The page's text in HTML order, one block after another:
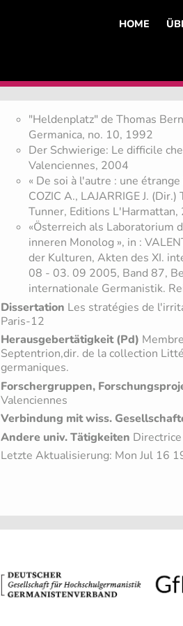
HOME
"Heldenplatz" de Thomas
Germanica, no. 10, 1992
Der Schwierige: Le difficile
Valenciennes, 2004
« De soi à l'autre : une
COZIC A., LAJARRIGE J.
Tunner, Editions L'Harmattan,
«Österreich als Laboratorium
inneren Monolog », in :
der Kulturen, Akten des XI.
08 - 03. 09 2005, Band 87,
internationale Germanistik.
Dissertation Les stratégies de
Paris-12
Herausgebertätigkeit (Pd)
Septentrion,dir. de la collection
germaniques.
Forschergruppen,
Valenciennes
Verbindung mit wiss.
Andere univ. Tätigkeiten
Letzte Aktualisierung: Mon Jul 16